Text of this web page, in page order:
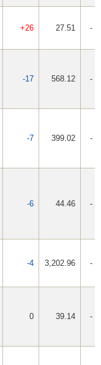
+26 27.51 -
-17 568.12 -
-7 399.02 -
-6 44.46 -
-4 3,202.96 -
0 39.14 -